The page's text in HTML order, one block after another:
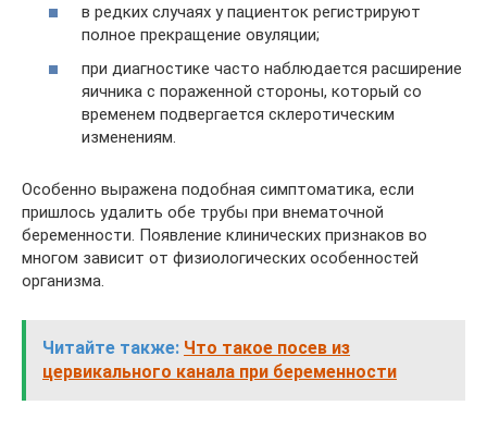
в редких случаях у пациенток регистрируют
полное прекращение овуляции;
при диагностике часто наблюдается расширение
яичника с пораженной стороны, который со
временем подвергается склеротическим
изменениям.
Особенно выражена подобная симптоматика, если
пришлось удалить обе трубы при внематочной
беременности. Появление клинических признаков во
многом зависит от физиологических особенностей
организма.
Читайте также: Что такое посев из
цервикального канала при беременности